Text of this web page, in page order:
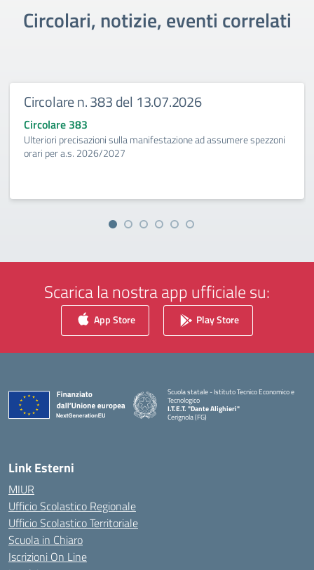
Circolari, notizie, eventi correlati
Circolare n. 383 del 13.07.2026
Circolare 383
Ulteriori precisazioni sulla manifestazione ad assumere spezzoni
orari per a.s. 2026/2027
Scarica la nostra app ufficiale su:
App Store Play Store
Scuola statale - Istituto Tecnico Economico e
Tecnologico
I.T.E.T. "Dante Alighieri"
Cerignola (FG)
— Visita la pagina iniziale della scuola
Link Esterni
MIUR
Ufficio Scolastico Regionale
Ufficio Scolastico Territoriale
Scuola in Chiaro
Iscrizioni On Line